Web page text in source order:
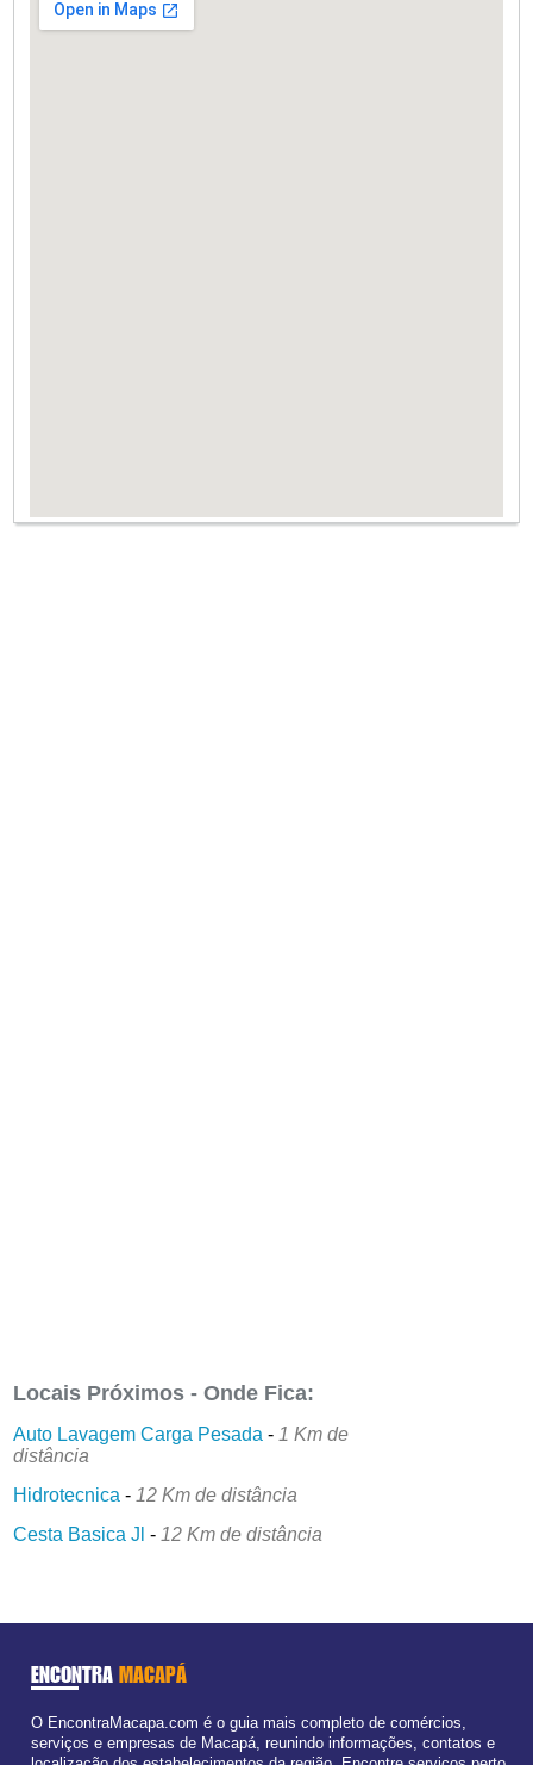
Locais Próximos - Onde Fica:
Auto Lavagem Carga Pesada - 1 Km de
distância
Hidrotecnica - 12 Km de distância
Cesta Basica Jl - 12 Km de distância
ENCONTRA MACAPÁ
O EncontraMacapa.com é o guia mais completo de comércios,
serviços e empresas de Macapá, reunindo informações, contatos e